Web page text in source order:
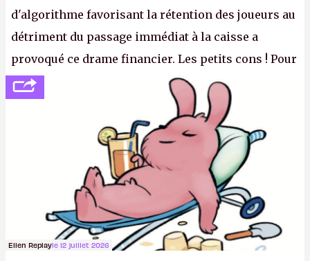
d'algorithme favorisant la rétention des joueurs au
détriment du passage immédiat à la caisse a
provoqué ce drame financier. Les petits cons ! Pour
se consoler, le PDG David Baszucki peut compter
sur le déblocage du jeu en Russie et l'explosion des
joueurs majeurs (+32 %). L'avenir appartient donc
aux adultes, qui ne sont jamais que des enfants
avec du pouvoir d'achat.P.
Ellen Replayle 12 juillet 2026